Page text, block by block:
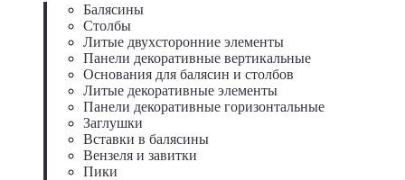
Балясины
Столбы
Литые двухсторонние элементы
Панели декоративные вертикальные
Основания для балясин и столбов
Литые декоративные элементы
Панели декоративные горизонтальные
Заглушки
Вставки в балясины
Вензеля и завитки
Пики